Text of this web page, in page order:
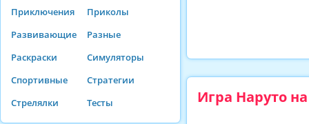
Приключения
Приколы
Развивающие
Разные
Раскраски
Симуляторы
Спортивные
Стратегии
Стрелялки
Тесты Игра Наруто